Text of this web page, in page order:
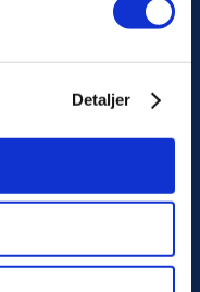
Detaljer